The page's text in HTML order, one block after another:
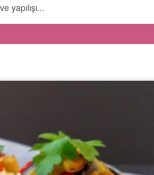
yapılışı...